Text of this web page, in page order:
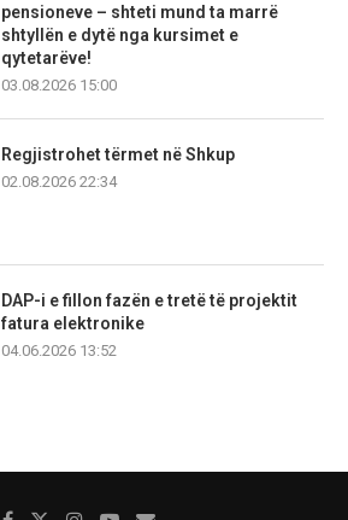
pensioneve – shteti mund ta marrë
shtyllën e dytë nga kursimet e
qytetarëve!
03.08.2026 15:00
Regjistrohet tërmet në Shkup
02.08.2026 22:34
DAP-i e fillon fazën e tretë të projektit
fatura elektronike
04.06.2026 13:52